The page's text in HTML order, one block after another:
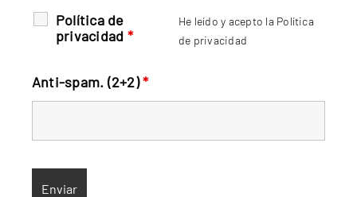
Política de
privacidad *
He leído y acepto la Política
de privacidad
Anti-spam. (2+2)*